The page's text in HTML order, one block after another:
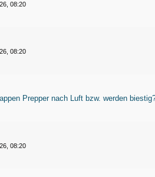
08:20
08:20
Prepper nach Luft bzw. werden
08:20